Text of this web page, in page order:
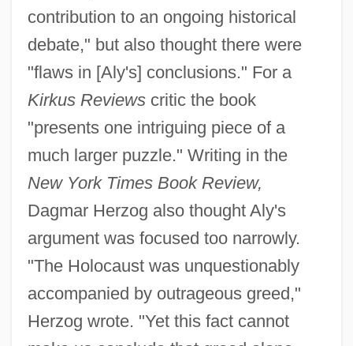
contribution to an ongoing historical
debate," but also thought there were
"flaws in [Aly's] conclusions." For a
Kirkus Reviewscritic the book
"presents one intriguing piece of a
much larger puzzle." Writing in the
New York Times Book Review,
Dagmar Herzog also thought Aly's
argument was focused too narrowly.
"The Holocaust was unquestionably
accompanied by outrageous greed,"
Herzog wrote. "Yet this fact cannot